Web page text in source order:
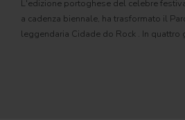
L'edizione portoghese del celebre
a cadenza biennale, ha trasformato il
leggendaria Cidade do Rock . In